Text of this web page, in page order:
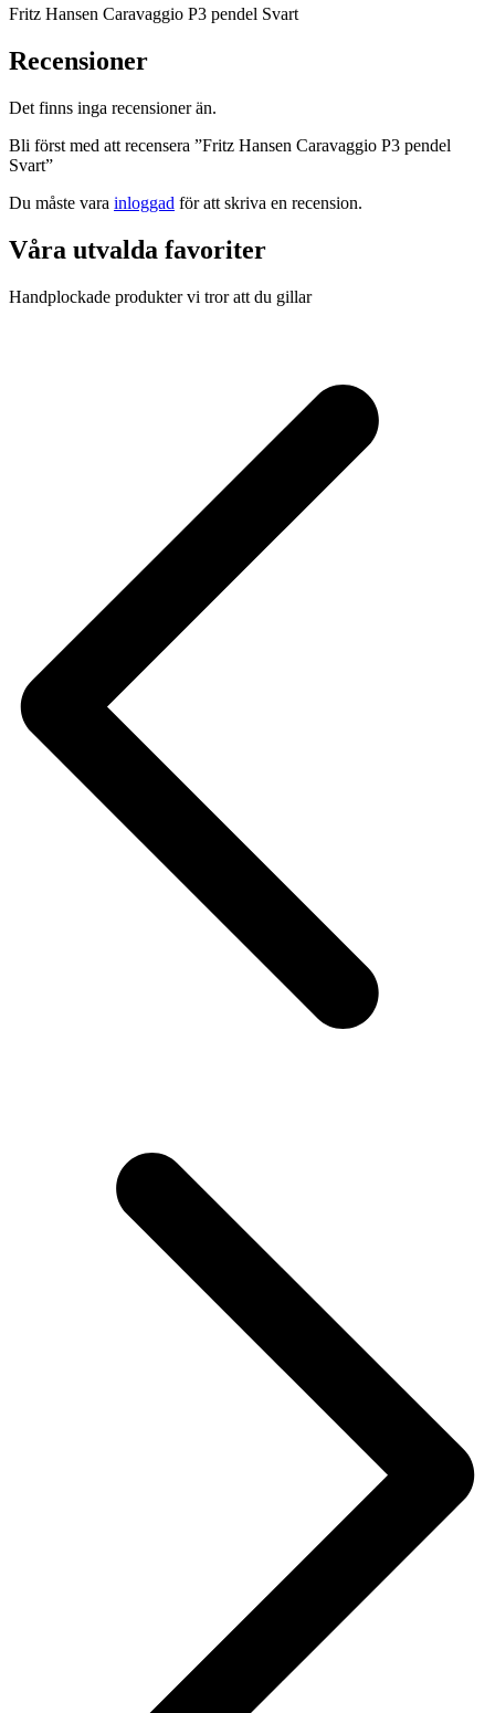
Fritz Hansen Caravaggio P3 pendel Svart
Recensioner
Det finns inga recensioner än.
Bli först med att recensera ”Fritz Hansen Caravaggio P3 pendel
Svart”
Du måste vara inloggad för att skriva en recension.
Våra utvalda favoriter
Handplockade produkter vi tror att du gillar